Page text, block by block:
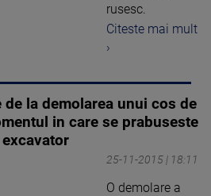
rusesc.
Citeste mai mult
›
de la demolarea unui cos de
in care se prabuseste
25-11-2015 | 18:11
O demolare a